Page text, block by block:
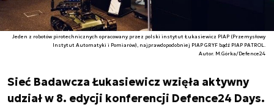
Jeden z robotów pirotechnicznych opracowany przez polski instytut Łukasiewicz PIAP (Przemysłowy
Instytut Automatyki i Pomiarów), najprawdopodobniej PIAP GRYF bądź PIAP PATROL.
Autor. M.Górka/Defence24
Sieć Badawcza Łukasiewicz wzięła aktywny
udział w 8. edycji konferencji Defence24 Days.